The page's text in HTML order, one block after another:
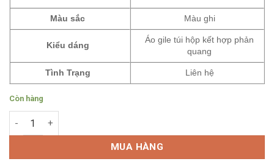
Màu sắc Màu ghi
Kiểu dáng
Áo gile túi hộp kết hợp phản
quang
Tình Trạng Liên hệ
Còn hàng
Áo Gile Bảo Hộ May Theo Mẫu 7 số lượng
MUA HÀNG